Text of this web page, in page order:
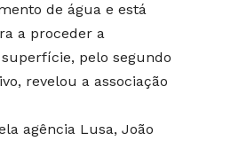
de água e está
a proceder a
pelo segundo
revelou a associação
agência Lusa, João